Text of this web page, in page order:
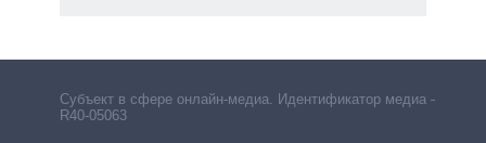
Субъект в сфере онлайн-медиа. Идентификатор медиа –
R40-05063